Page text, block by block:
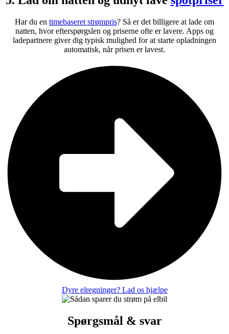
Har du en timebaseret strømpris? Så er det billigere at lade om
natten, hvor efterspørgslen og priserne ofte er lavere. Apps og
ladepartnere giver dig typisk mulighed for at starte opladningen
automatisk, når prisen er lavest.
Dyre elregninger? Lad os hjælpe
Spørgsmål & svar